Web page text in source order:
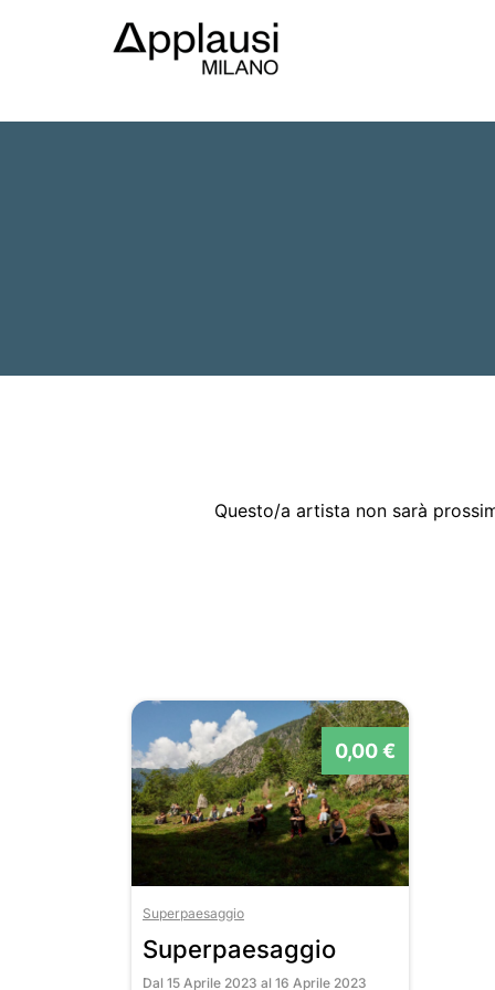
Questo/a artista non sarà
0,00 €
Superpaesaggio
Superpaesaggio
Dal 15 Aprile 2023 al 16 Aprile 2023